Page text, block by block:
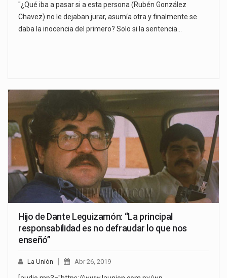
"¿Qué iba a pasar si a esta persona (Rubén González
Chavez) no le dejaban jurar, asumía otra y finalmente se
daba la inocencia del primero? Solo si la sentencia…
Hijo de Dante Leguizamón: “La principal
responsabilidad es no defraudar lo que nos
enseñó”
La Unión Abr 26, 2019